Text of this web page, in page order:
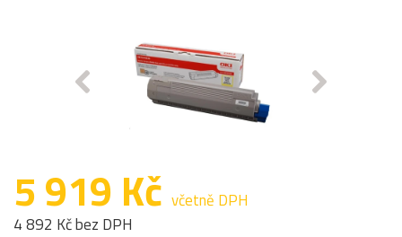
5 919 Kč včetně DPH
4 892 Kč bez DPH